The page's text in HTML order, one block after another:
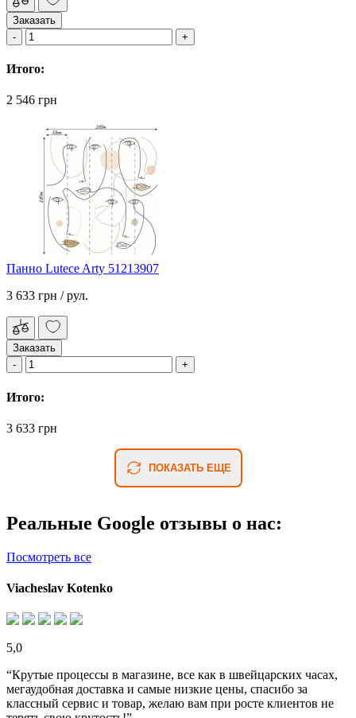
Заказать
Итого:
2 546 грн
Панно Lutece Arty 51213907
3 633 грн / рул.
Заказать
Итого:
3 633 грн
ПОКАЗАТЬ ЕЩЕ
Реальные Google отзывы о нас:
Посмотреть все
Viacheslav Kotenko
5,0
“Крутые процессы в магазине, все как в швейцарских часах,
мегаудобная доставка и самые низкие цены, спасибо за
классный сервис и товар, желаю вам при росте клиентов не